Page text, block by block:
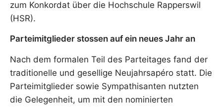
zum Konkordat über die Hochschule Rapperswil
(HSR).
Parteimitglieder stossen auf ein neues Jahr an
Nach dem formalen Teil des Parteitages fand der
traditionelle und gesellige Neujahrsapéro statt. Die
Parteimitglieder sowie Sympathisanten nutzten
die Gelegenheit, um mit den nominierten